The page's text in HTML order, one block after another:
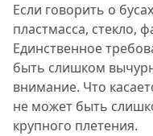
Если говорить о
пластмасса, стекло,
Единственное
быть слишком
внимание. Что
не может быть
крупного плетения.